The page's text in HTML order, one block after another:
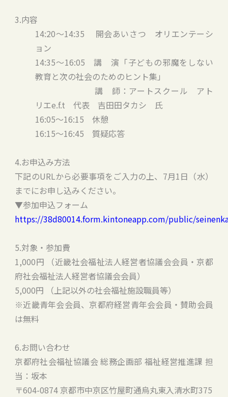
3.内容
14:20～14:35 開会あいさつ オリエンテーシ
ョン
14:35～16:05 講 演「子どもの邪魔をしない
教育と次の社会のためのヒント集」
講 師：アートスクール アト
リエe.f.t 代表 吉田田タカシ 氏
16:05～16:15 休憩
16:15～16:45 質疑応答
4.お申込み方法
下記のURLから必要事項をご入力の上、7月1日（水）
までにお申し込みください。
▼参加申込フォーム
https://38d80014.form.kintoneapp.com/public/
5.対象・参加費
1,000円 （近畿社会福祉法人経営者協議会会員・京都
府社会福祉法人経営者協議会会員）
5,000円 （上記以外の社会福祉施設職員等）
※近畿青年会会員、京都府経営青年会会員・賛助会員
は無料
6.お問い合わせ
京都府社会福祉協議会 総務企画部 福祉経営推進課 担
当：坂本
〒604-0874 京都市中京区竹屋町通烏丸東入清水町375